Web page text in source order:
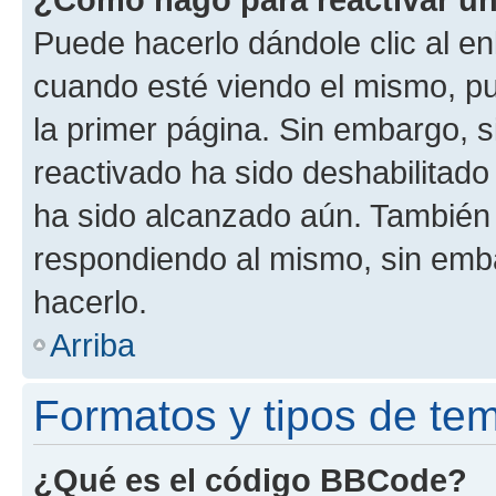
Puede hacerlo dándole clic al
cuando esté viendo el mismo,
la primer página. Sin embargo,
reactivado ha sido
ha sido alcanzado aún.
respondiendo al mismo, sin
hacerlo.
Arriba
Formatos y tipos de
¿Qué es el código BBCode?